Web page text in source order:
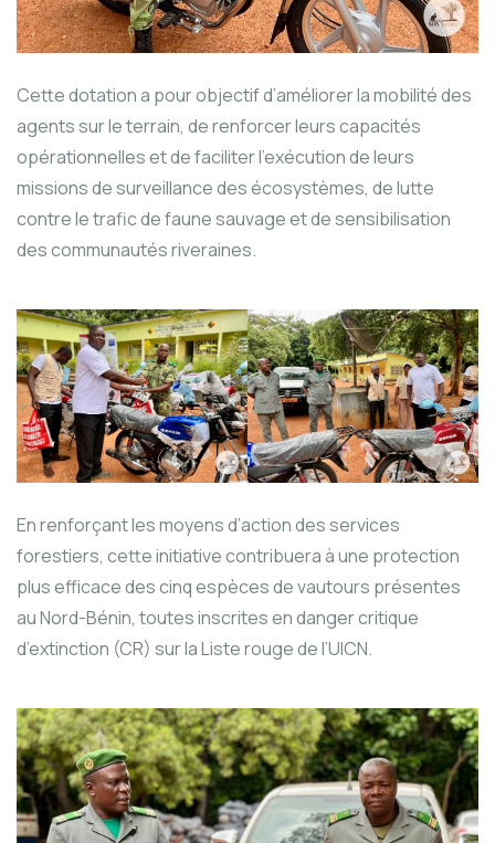
Cette dotation a pour objectif d’améliorer la mobilité des
agents sur le terrain, de renforcer leurs capacités
opérationnelles et de faciliter l’exécution de leurs
missions de surveillance des écosystèmes, de lutte
contre le trafic de faune sauvage et de sensibilisation
des communautés riveraines.
En renforçant les moyens d’action des services
forestiers, cette initiative contribuera à une protection
plus efficace des cinq espèces de vautours présentes
au Nord-Bénin, toutes inscrites en danger critique
d’extinction (CR) sur la Liste rouge de l’UICN.